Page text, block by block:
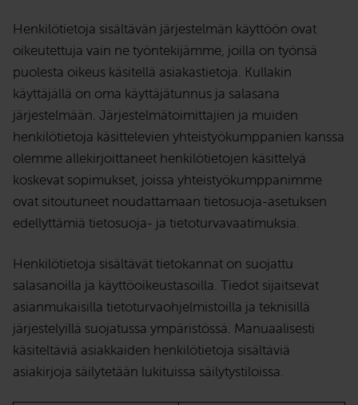
Henkilötietoja sisältävän järjestelmän käyttöön ovat
oikeutettuja vain ne työntekijämme, joilla on työnsä
puolesta oikeus käsitellä asiakastietoja. Kullakin
käyttäjällä on oma käyttäjätunnus ja salasana
järjestelmään. Järjestelmätoimittajien ja muiden
henkilötietoja käsittelevien yhteistyökumppanien kanssa
olemme allekirjoittaneet henkilötietojen käsittelyä
koskevat sopimukset, joissa yhteistyökumppanimme
ovat sitoutuneet noudattamaan tietosuoja-asetuksen
edellyttämiä tietosuoja- ja tietoturvavaatimuksia.
Henkilötietoja sisältävät tietokannat on suojattu
salasanoilla ja käyttöoikeustasoilla. Tiedot sijaitsevat
asianmukaisilla tietoturvaohjelmistoilla ja teknisillä
järjestelyillä suojatussa ympäristössä. Manuaalisesti
käsiteltäviä asiakkaiden henkilötietoja sisältäviä
asiakirjoja säilytetään lukituissa säilytystiloissa.